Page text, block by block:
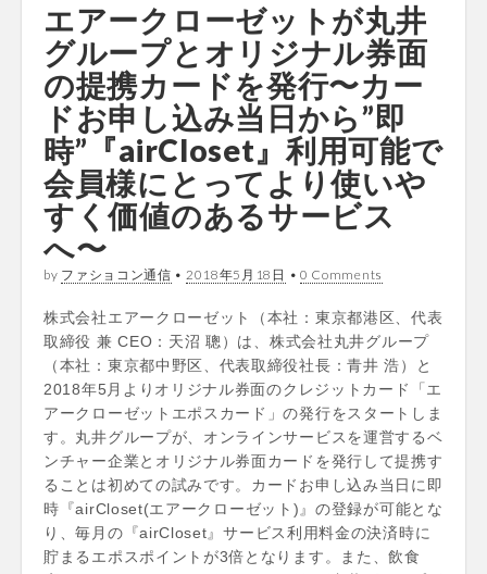
エアークローゼットが丸井
グループとオリジナル券面
の提携カードを発行〜カー
ドお申し込み当日から”即
時”『airCloset』利用可能で
会員様にとってより使いや
すく価値のあるサービス
へ〜
by ファショコン通信 • 2018年5月18日 • 0 Comments
株式会社エアークローゼット（本社：東京都港区、代表
取締役 兼 CEO：天沼 聰）は、株式会社丸井グループ
（本社：東京都中野区、代表取締役社長：青井 浩）と
2018年5月よりオリジナル券面のクレジットカード「エ
アークローゼットエポスカード」の発行をスタートしま
す。丸井グループが、オンラインサービスを運営するベ
ンチャー企業とオリジナル券面カードを発行して提携す
ることは初めての試みです。カードお申し込み当日に即
時『airCloset(エアークローゼット)』の登録が可能とな
り、毎月の『airCloset』サービス利用料金の決済時に
貯まるエポスポイントが3倍となります。また、飲食